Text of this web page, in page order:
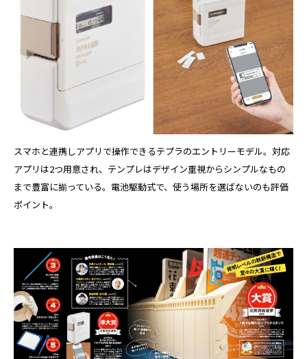
スマホと連携しアプリで操作できるテプラのエントリーモデル。対応
アプリは2つ用意され、テンプレはデザイン重視からシンプルなもの
まで豊富に揃っている。電池駆動式で、使う場所を選ばないのも評価
ポイント。